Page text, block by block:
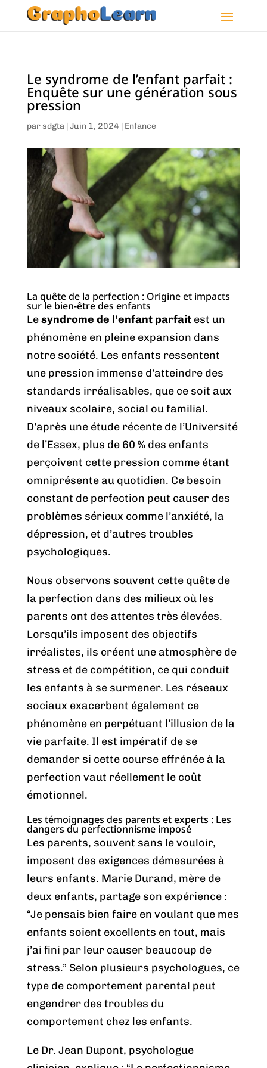
Le syndrome de l’enfant parfait :
Enquête sur une génération sous
pression
parsdgta|Juin 1, 2024 | Enfance
La quête de la perfection : Origine et impacts
sur le bien-être des enfants
Lesyndrome de l’enfant parfaitest un
phénomène en pleine expansion dans
notre société. Les enfants ressentent
une pression immense d’atteindre des
standards irréalisables, que ce soit aux
niveaux scolaire, social ou familial.
D’après une étude récente de l’Université
de l’Essex, plus de 60 % des enfants
perçoivent cette pression comme étant
omniprésente au quotidien. Ce besoin
constant de perfection peut causer des
problèmes sérieux comme l’anxiété, la
dépression, et d’autres troubles
psychologiques.
Nous observons souvent cette quête de
la perfection dans des milieux où les
parents ont des attentes très élevées.
Lorsqu’ils imposent des objectifs
irréalistes, ils créent une atmosphère de
stress et de compétition, ce qui conduit
les enfants à se surmener. Les réseaux
sociaux exacerbent également ce
phénomène en perpétuant l’illusion de la
vie parfaite. Il est impératif de se
demander si cette course effrénée à la
perfection vaut réellement le coût
émotionnel.
Les témoignages des parents et experts : Les
dangers du perfectionnisme imposé
Les parents, souvent sans le vouloir,
imposent des exigences démesurées à
leurs enfants. Marie Durand, mère de
deux enfants, partage son expérience :
“Je pensais bien faire en voulant que mes
enfants soient excellents en tout, mais
j’ai fini par leur causer beaucoup de
stress.” Selon plusieurs psychologues, ce
type de comportement parental peut
engendrer des troubles du
comportement chez les enfants.
Le Dr. Jean Dupont, psychologue